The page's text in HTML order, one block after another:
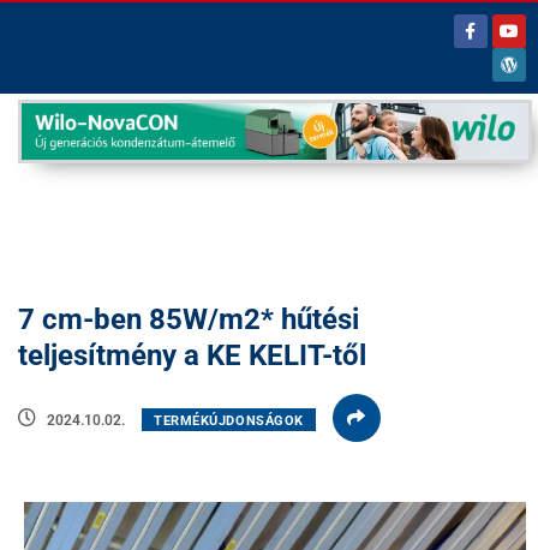
7 cm-ben 85W/m2* hűtési
teljesítmény a KE KELIT-től
2024.10.02. TERMÉKÚJDONSÁGOK